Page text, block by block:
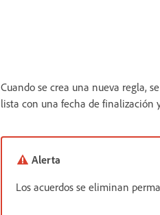
Cuando se crea una nueva regla,
lista con una fecha de finalización
Alerta
Los acuerdos se eliminan